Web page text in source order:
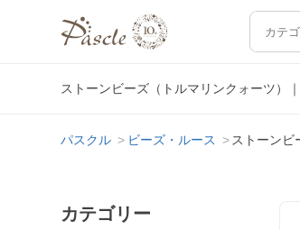
ストーンビーズ（トルマリンクォーツ）
パスクル ビーズ・ルース ストーンビ
カテゴリー